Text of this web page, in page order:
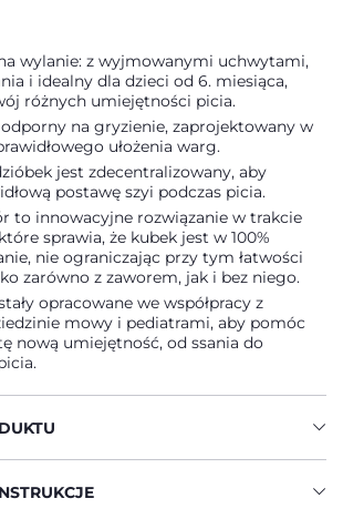
wylanie: z wyjmowanymi uchwytami,
i idealny dla dzieci od 6. miesiąca,
różnych umiejętności picia.
na gryzienie, zaprojektowany w
ułożenia warg.
jest zdecentralizowany, aby
postawę szyi podczas picia.
to innowacyjne rozwiązanie w trakcie
sprawia, że kubek jest w 100%
nie ograniczając przy tym łatwości
zarówno z zaworem, jak i bez niego.
opracowane we współpracy z
mowy i pediatrami, aby pomóc
nową umiejętność, od ssania do